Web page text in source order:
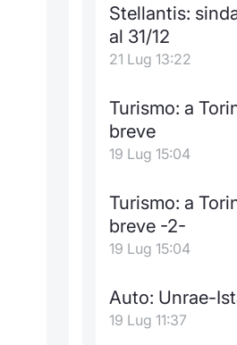
Stellantis:
al 31/12
21 Lug 13:22
Turismo: a
breve
19 Lug 15:04
Turismo: a
breve -2-
19 Lug 15:04
Auto: Unrae-
19 Lug 11:37